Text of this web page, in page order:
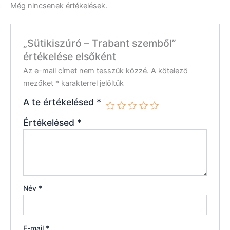
Még nincsenek értékelések.
„Sütikiszúró – Trabant szemből”
értékelése elsőként
Az e-mail címet nem tesszük közzé. A kötelező
mezőket * karakterrel jelöltük
A te értékelésed *
Értékelésed *
Név *